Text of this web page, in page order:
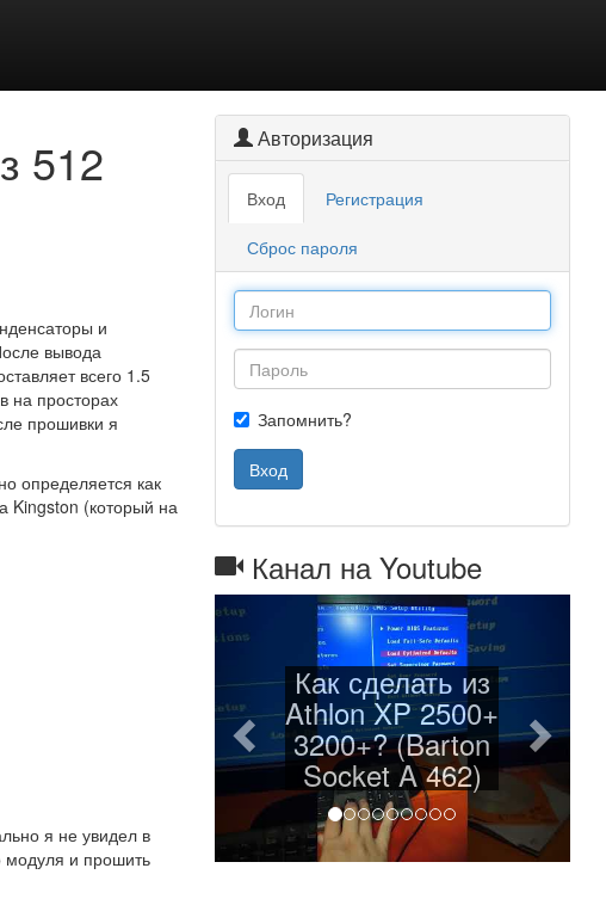
512
и
вывода
всего 1.5
на просторах
прошивки я
определяется как
Kingston (который на
я не увидел в
модуля и прошить
Авторизация
Вход Регистрация
Сброс пароля
Запомнить?
Вход
Канал на Youtube
Как сделать из
Athlon XP 2500+
3200+? (Barton
Socket A 462)
Назад